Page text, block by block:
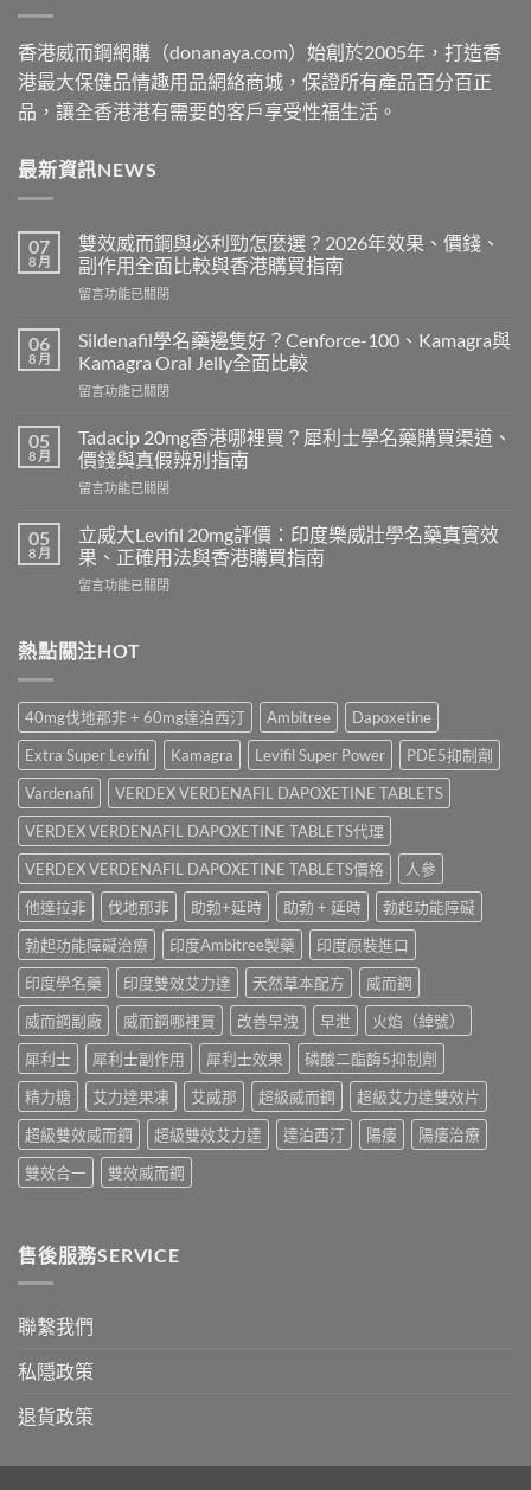
香港威而鋼網購（donanaya.com）始創於2005年，打造香
港最大保健品情趣用品網絡商城，保證所有產品百分百正
品，讓全香港港有需要的客戶享受性福生活。
最新資訊NEWS
07
8 月
雙效威而鋼與必利勁怎麼選？2026年效果、價錢、
副作用全面比較與香港購買指南
在
效
威
而
鋼
必
利
勁
怎
選？
2026
效
錢、
用
全
面
比
較
與
香
港
購
買
指
南〉
中
留言功能已關閉
06
8 月
Sildenafil學名藥邊隻好？Cenforce-100、Kamagra與
Kamagra Oral Jelly全面比較
在
學
名
藥
邊
好？
Cenforce-
100、
Kamagra
Oral
面
比
較〉
中
留言功能已關閉
05
8 月
Tadacip 20mg香港哪裡買？犀利士學名藥購買渠道、
價錢與真假辨別指南
在
20mg
香
港
哪
犀
學
名
購
買
渠
道、
價
錢
與
真
假
辨
別
指
南〉
中
留言功能已關閉
05
8 月
立威大Levifil 20mg評價：印度樂威壯學名藥真實效
果、正確用法與香港購買指南
在
大
Levifil
評
價：
印
度
樂
威
壯
學
名
藥
真
實
效
果、
正
確
用
法
香
港
購
買
南〉
留言功能已關閉
熱點關注HOT
40mg伐地那非 + 60mg達泊西汀 Ambitree
Dapoxetine
Extra Super Levifil
Kamagra Levifil Super Power
PDE5抑制劑
Vardenafil
VERDEX VERDENAFIL DAPOXETINE TABLETS
VERDEX VERDENAFIL DAPOXETINE TABLETS代理
VERDEX VERDENAFIL DAPOXETINE TABLETS價格
人參
他達拉非
伐地那非 助勃+延時 助勃 + 延時
勃起功能障礙
勃起功能障礙治療
印度Ambitree製藥
印度原裝進口
印度學名藥
印度雙效艾力達 天然草本配方
威而鋼
威而鋼副廠
威而鋼哪裡買 改善早洩 早泄
火焰（綽號）
犀利士
犀利士副作用 犀利士效果
磷酸二酯酶5抑制劑
精力糖
艾力達果凍 艾威那 超級威而鋼
超級艾力達雙效片
超級雙效威而鋼
超級雙效艾力達 達泊西汀 陽痿
陽痿治療
雙效合一
雙效威而鋼
售後服務SERVICE
聯繫我們
私隱政策
退貨政策